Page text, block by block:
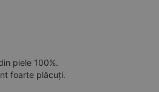
piele 100%.
foarte plăcuți.